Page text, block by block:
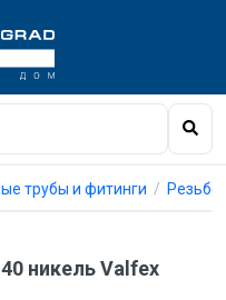
трубы и фитинги
никель Valfex